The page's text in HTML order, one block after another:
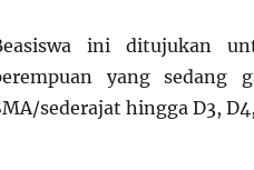
ini ditujukan
yang sedang
sederajat hingga D3,